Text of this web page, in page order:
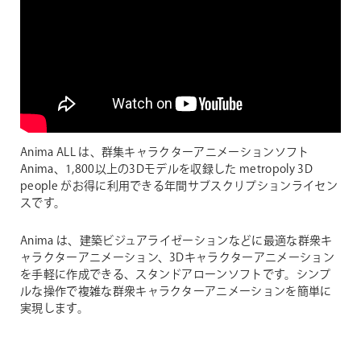
Anima ALL は、群集キャラクターアニメーションソフト
Anima、1,800以上の3Dモデルを収録した metropoly 3D
people がお得に利用できる年間サブスクリプションライセン
スです。
Anima は、建築ビジュアライゼーションなどに最適な群衆キ
ャラクターアニメーション、3Dキャラクターアニメーション
を手軽に作成できる、スタンドアローンソフトです。シンプ
ルな操作で複雑な群衆キャラクターアニメーションを簡単に
実現します。